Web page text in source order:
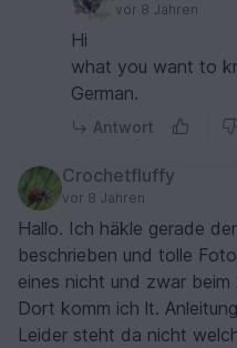
vor 8 Jahren
Hi
what you want to
German.
Antwort
Crochetfluffy
vor 8 Jahren
Hallo. Ich häkle gerade
beschrieben und tolle
eines nicht und zwar
Dort komm ich lt.
Leider steht da nicht